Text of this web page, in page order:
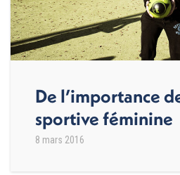
De l’importance
sportive féminine
8 mars 2016